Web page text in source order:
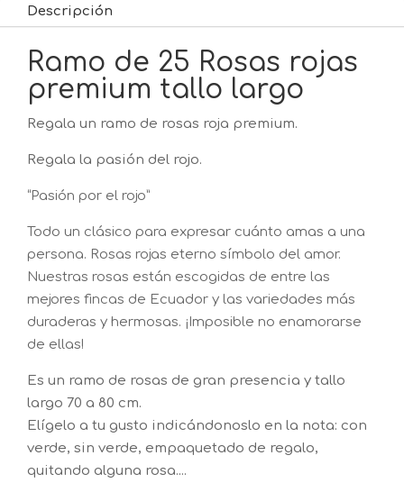
Descripción
Ramo de 25 Rosas rojas
premium tallo largo
Regala un ramo de rosas roja premium.
Regala la pasión del rojo.
“Pasión por el rojo”
Todo un clásico para expresar cuánto amas a una
persona. Rosas rojas eterno símbolo del amor.
Nuestras rosas están escogidas de entre las
mejores fincas de Ecuador y las variedades más
duraderas y hermosas. ¡Imposible no enamorarse
de ellas!
Es un ramo de rosas de gran presencia y tallo
largo 70 a 80 cm.
Elígelo a tu gusto indicándonoslo en la nota: con
verde, sin verde, empaquetado de regalo,
quitando alguna rosa....